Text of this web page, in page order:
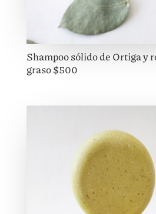
Shampoo sólido de Ortiga y
graso $500